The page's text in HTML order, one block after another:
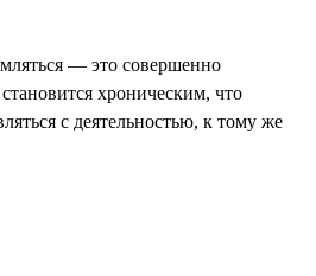
— это совершенно
хроническим, что
с деятельностью, к тому же